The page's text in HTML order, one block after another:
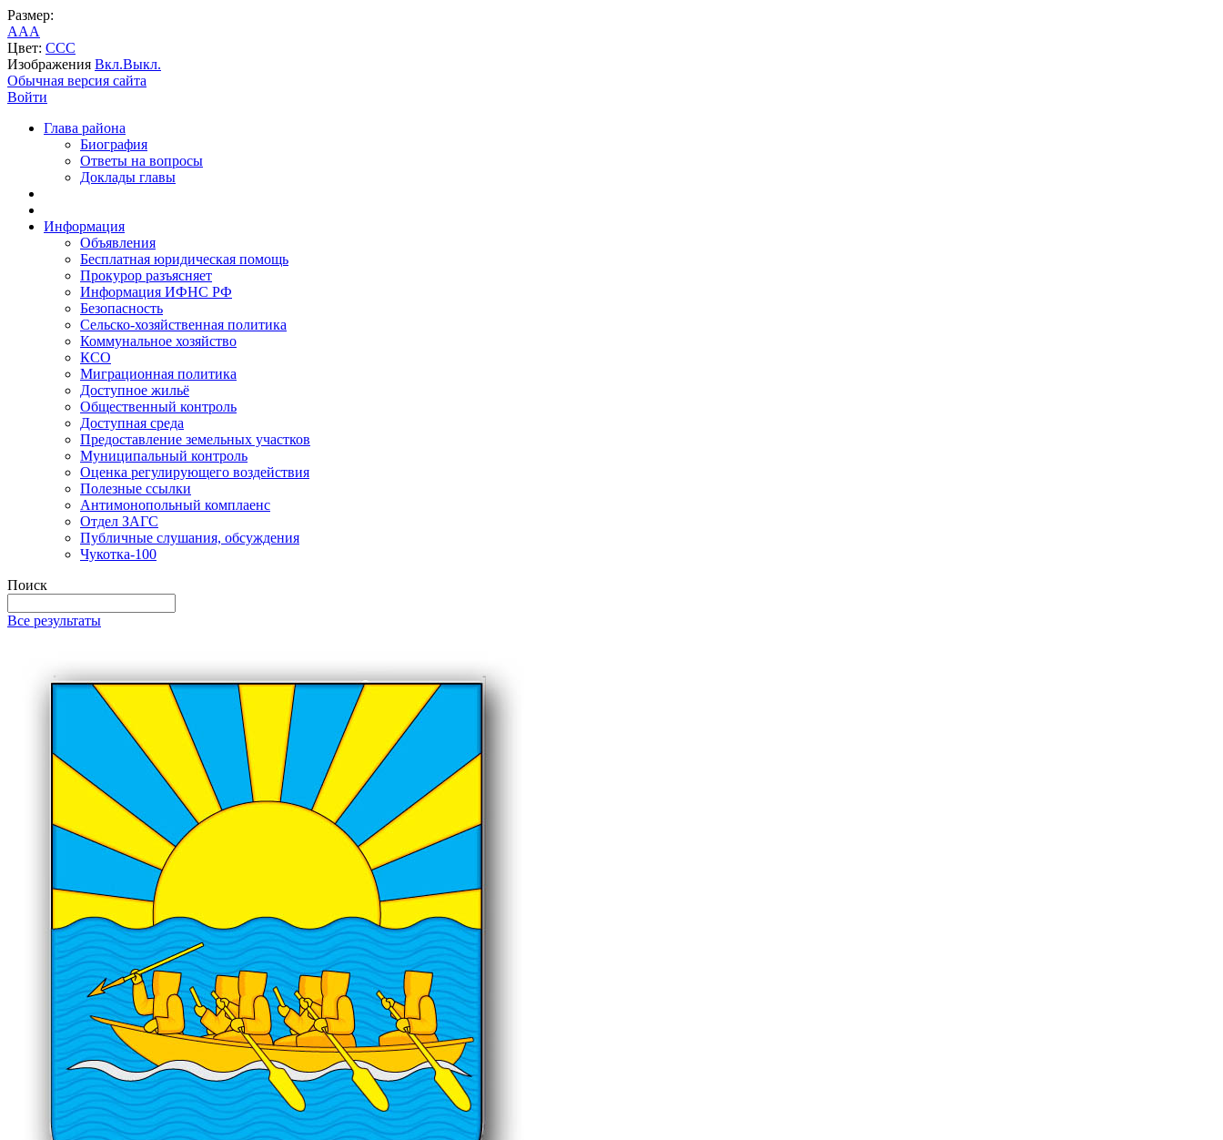
Размер:
AAA
Цвет: CCC
Изображения Вкл.Выкл.
Обычная версия сайта
Войти
Глава района
Биография
Ответы на вопросы
Доклады главы
Информация
Объявления
Бесплатная юридическая помощь
Прокурор разъясняет
Информация ИФНС РФ
Безопасность
Сельско-хозяйственная политика
Коммунальное хозяйство
КСО
Миграционная политика
Доступное жильё
Общественный контроль
Доступная среда
Предоставление земельных участков
Муниципальный контроль
Оценка регулирующего воздействия
Полезные ссылки
Антимонопольный комплаенс
Отдел ЗАГС
Публичные слушания, обсуждения
Чукотка-100
Поиск
Все результаты